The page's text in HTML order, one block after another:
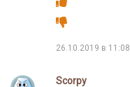
26.10.2019 в 11:08
Scorpy